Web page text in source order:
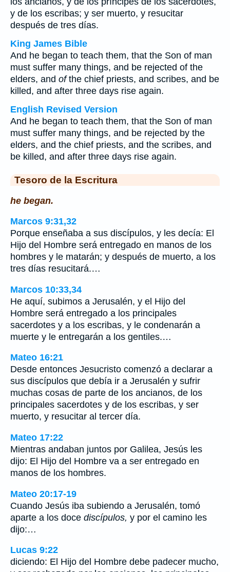
y de los escribas; y ser muerto, y resucitar
después de tres días.
King James Bible
And he began to teach them, that the Son of man
must suffer many things, and be rejected of the
elders, and ofthe chief priests, and scribes, and be
killed, and after three days rise again.
English Revised Version
And he began to teach them, that the Son of man
must suffer many things, and be rejected by the
elders, and the chief priests, and the scribes, and
be killed, and after three days rise again.
Tesoro de la Escritura
he began.
Marcos 9:31,32
Porque enseñaba a sus discípulos, y les decía: El
Hijo del Hombre será entregado en manos de los
hombres y le matarán; y después de muerto, a los
tres días resucitará.…
Marcos 10:33,34
He aquí, subimos a Jerusalén, y el Hijo del
Hombre será entregado a los principales
sacerdotes y a los escribas, y le condenarán a
muerte y le entregarán a los gentiles.…
Mateo 16:21
Desde entonces Jesucristo comenzó a declarar a
sus discípulos que debía ir a Jerusalén y sufrir
muchas cosas de parte de los ancianos, de los
principales sacerdotes y de los escribas, y ser
muerto, y resucitar al tercer día.
Mateo 17:22
Mientras andaban juntos por Galilea, Jesús les
dijo: El Hijo del Hombre va a ser entregado en
manos de los hombres.
Mateo 20:17-19
Cuando Jesús iba subiendo a Jerusalén, tomó
aparte a los doce discípulos, y por el camino les
dijo:…
Lucas 9:22
diciendo: El Hijo del Hombre debe padecer mucho,